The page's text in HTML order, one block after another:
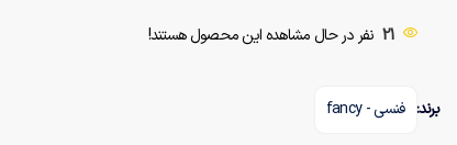
15 نفر در حال مشاهده این محصول هستند!
برند: فنسی - fancy